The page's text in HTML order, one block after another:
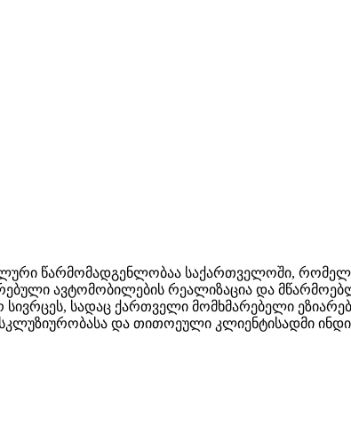
წარმომადგენლობაა საქართველოში,
ავტომობილების რეალიზაცია და
სადაც ქართველი მომხმარებელი
და თითოეული კლიენტისადმი